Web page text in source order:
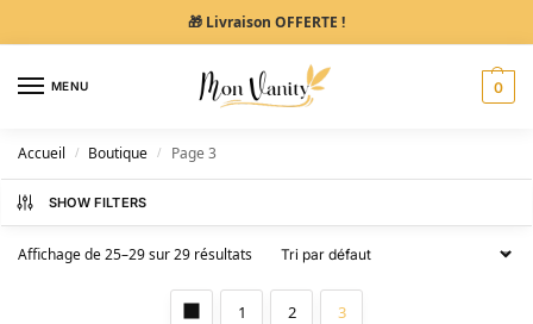
🎁 Livraison OFFERTE !
MENU 0
Accueil / Boutique / Page 3
SHOW FILTERS
Affichage de 25–29 sur 29 résultats
1 2 3